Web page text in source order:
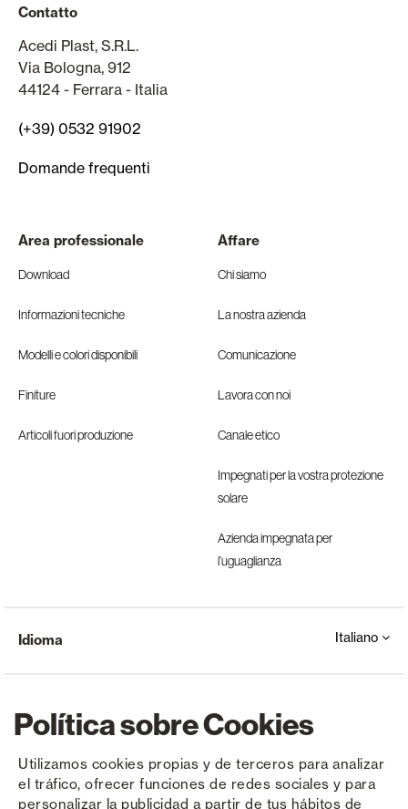
Política sobre Cookies
Utilizamos cookies propias y de terceros para analizar
el tráfico, ofrecer funciones de redes sociales y para
personalizar la publicidad a partir de tus hábitos de
Contatto
Acedi Plast, S.R.L.
Via Bologna, 912
44124 - Ferrara - Italia
(+39) 0532 91902
Domande frequenti
Area professionale
Download
Informazioni tecniche
Modelli e colori disponibili
Finiture
Articoli fuori produzione
Affare
Chi siamo
La nostra azienda
Comunicazione
Lavora con noi
Canale etico
Impegnati per la vostra protezione
solare
Azienda impegnata per
l’uguaglianza
Copyright © Saxun 2023 - 2026 politica sulla riservatezza Avviso legale Cookies
Idioma Italiano